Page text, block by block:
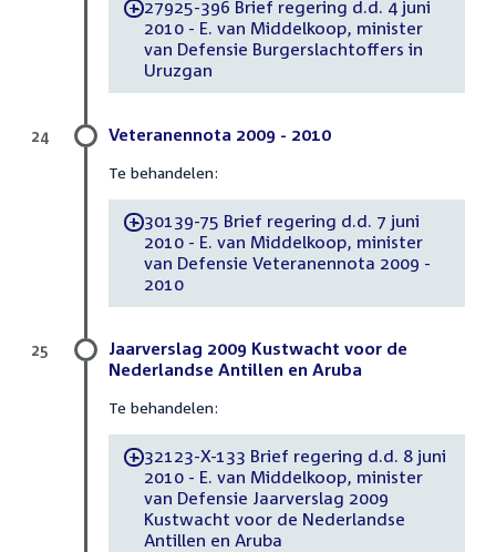
-27925-396 Brief regering d.d. 4 juni
2010 - E. van Middelkoop, minister
van Defensie Burgerslachtoffers in
Uruzgan
Veteranennota 2009 - 2010
Te behandelen:
-30139-75 Brief regering d.d. 7 juni
2010 - E. van Middelkoop, minister
van Defensie Veteranennota 2009 -
2010
24
Jaarverslag 2009 Kustwacht voor de
Nederlandse Antillen en Aruba
Te behandelen:
-32123-X-133 Brief regering d.d. 8 juni
2010 - E. van Middelkoop, minister
van Defensie Jaarverslag 2009
Kustwacht voor de Nederlandse
Antillen en Aruba
25